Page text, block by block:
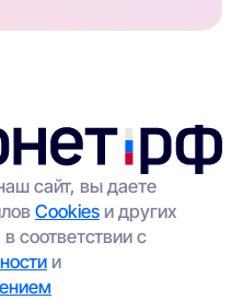
сайт, вы даете
Cookies и других
соответствии с
и